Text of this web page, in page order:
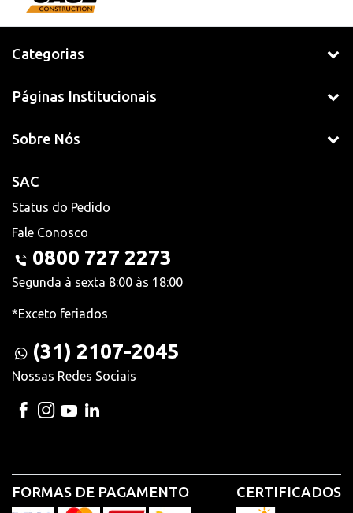
Categorias
Páginas Institucionais
Sobre Nós
SAC
Status do Pedido
Fale Conosco
0800 727 2273
Segunda à sexta 8:00 às 18:00
*Exceto feriados
(31) 2107-2045
Nossas Redes Sociais
FORMAS DE PAGAMENTO CERTIFICADOS